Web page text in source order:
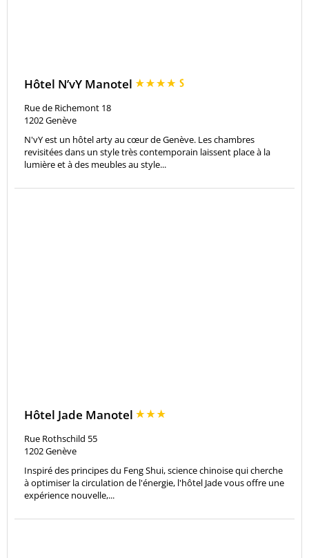
Hôtel N’vY Manotel
Rue de Richemont 18
1202Genève
N'vY est un hôtel arty au cœur de Genève. Les chambres
revisitées dans un style très contemporain laissent place à la
lumière et à des meubles au style...
Hôtel Jade Manotel
Rue Rothschild 55
1202Genève
Inspiré des principes du Feng Shui, science chinoise qui cherche
à optimiser la circulation de l'énergie, l'hôtel Jade vous offre une
expérience nouvelle,...